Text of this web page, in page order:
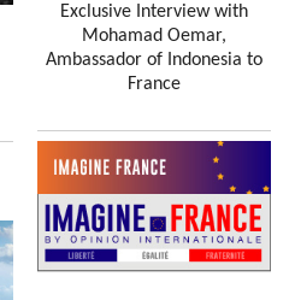
Exclusive Interview with
Mohamad Oemar,
Ambassador of Indonesia to
France